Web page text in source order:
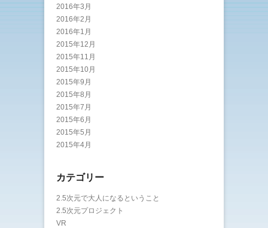
2016年3月
2016年2月
2016年1月
2015年12月
2015年11月
2015年10月
2015年9月
2015年8月
2015年7月
2015年6月
2015年5月
2015年4月
カテゴリー
2.5次元で大人になるということ
2.5次元プロジェクト
VR